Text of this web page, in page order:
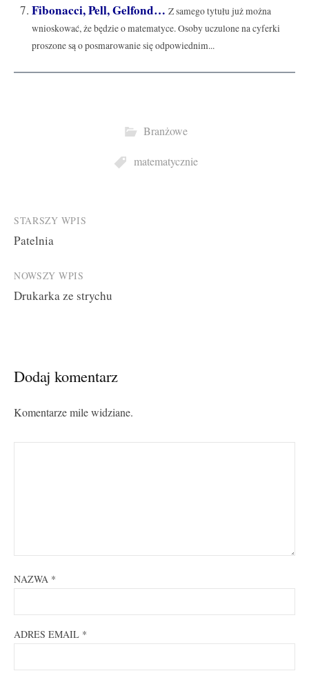
Fibonacci, Pell, Gelfond… Z samego tytułu już można
wnioskować, że będzie o matematyce. Osoby uczulone na cyferki
proszone są o posmarowanie się odpowiednim...
Branżowe
matematycznie
Post
navigation
STARSZY WPIS
Patelnia
NOWSZY WPIS
Drukarka ze strychu
Dodaj komentarz
Komentarze mile widziane.
NAZWA *
ADRES EMAIL *